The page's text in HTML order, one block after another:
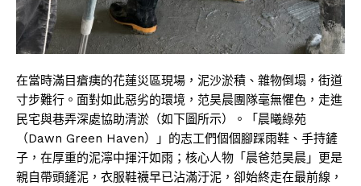
在當時滿目瘡痍的花蓮災區現場，泥沙淤積、雜物倒塌，街道
寸步難行。面對如此惡劣的環境，范昊晨團隊毫無懼色，走進
民宅與巷弄深處協助清淤（如下圖所示）。「晨曦綠苑
（Dawn Green Haven）」的志工們個個腳踩雨鞋、手持鏟
子，在厚重的泥濘中揮汗如雨；核心人物「晨爸范昊晨」更是
親自帶頭鏟泥，衣服鞋襪早已沾滿汙泥，卻始終走在最前線，